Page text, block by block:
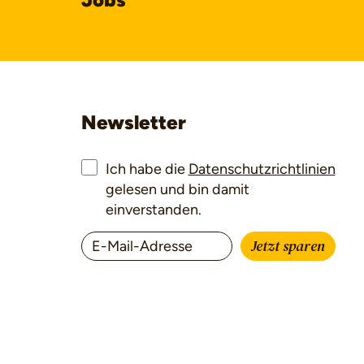
Newsletter
Ich habe die Datenschutzrichtlinien
gelesen und bin damit
einverstanden.
Jetzt sparen